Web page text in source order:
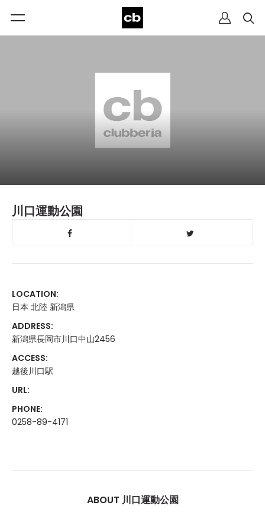
川口運動公園
LOCATION:
日本 北陸 新潟県
ADDRESS:
新潟県長岡市川口中山2456
ACCESS:
越後川口駅
URL:
PHONE:
0258-89-4171
ABOUT 川口運動公園